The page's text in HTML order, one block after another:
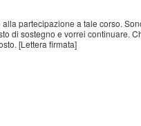
partecipazione a tale corso.
di sostegno e vorrei continuare.
[Lettera firmata]